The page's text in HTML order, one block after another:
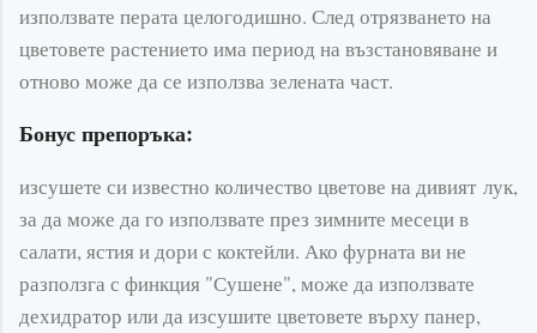
използвате перата целогодишно. След отрязването на
цветовете растението има период на възстановяване и
отново може да се използва зелената част.
Бонус препоръка:
изсушете си известно количество цветове на дивият лук,
за да може да го използвате през зимните месеци в
салати, ястия и дори с коктейли. Ако фурната ви не
разползга с финкция "Сушене", може да използвате
дехидратор или да изсушите цветовете върху панер,